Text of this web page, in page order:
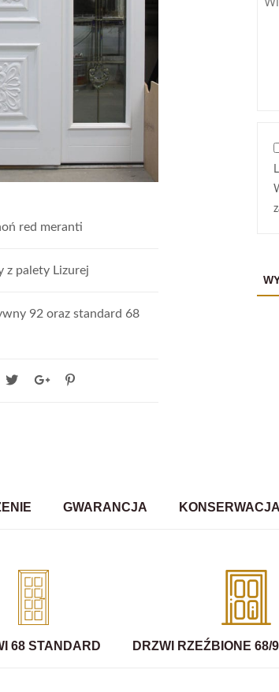
red meranti
z palety Lizurej
92 oraz standard 68
GWARANCJA KONSERWACJA
68 STANDARD DRZWI RZEŹBIONE 68/